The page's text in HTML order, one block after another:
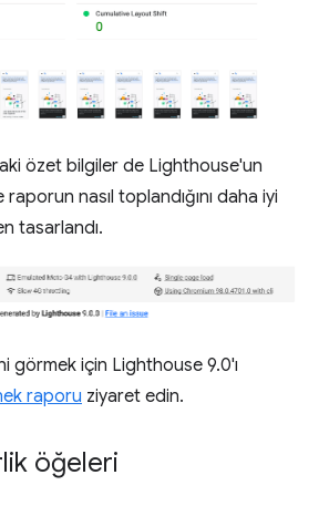
özet bilgiler de Lighthouse'un
raporun nasıl toplandığını daha iyi
tasarlandı.
görmek için Lighthouse 9.0'ı
raporu ziyaret edin.
öğeleri